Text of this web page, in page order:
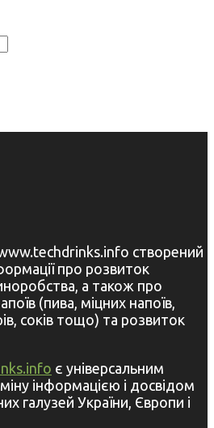
створений
про розвиток
а також про
(пива, міцних напоїв,
соків тощо) та розвиток
є універсальним
інформацією і досвідом
галузей України, Європи і